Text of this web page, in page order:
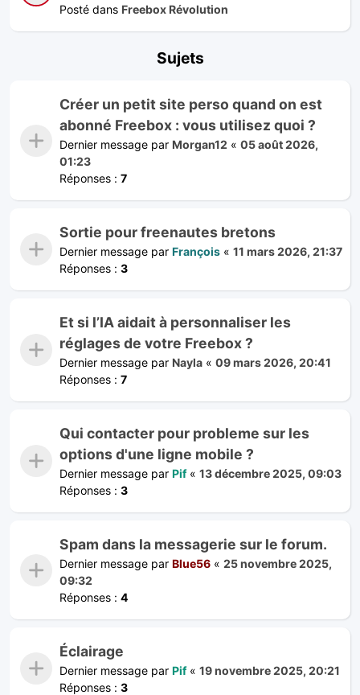
Posté dans Freebox Révolution
Sujets
Créer un petit site perso quand on est
abonné Freebox : vous utilisez quoi ?
Dernier message par Morgan12 « 05 août 2026,
01:23
Réponses : 7
Sortie pour freenautes bretons
Dernier message par François « 11 mars 2026, 21:37
Réponses : 3
Et si l’IA aidait à personnaliser les
réglages de votre Freebox ?
Dernier message par Nayla « 09 mars 2026, 20:41
Réponses : 7
Qui contacter pour probleme sur les
options d'une ligne mobile ?
Dernier message par Pif« 13 décembre 2025, 09:03
Réponses : 3
Spam dans la messagerie sur le forum.
Dernier message par Blue56 « 25 novembre 2025,
09:32
Réponses : 4
Éclairage
Dernier message par Pif« 19 novembre 2025, 20:21
Réponses : 3